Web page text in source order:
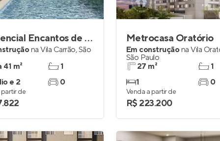
Residencial Encantos de Elisa
na Vila Carrão,São
41 m²
e 2
1
0
de
Metrocasa Oratório
Em construçãona Vila
São Paulo
27 m²
1
1
0
Venda a partir de
R$ 223.200